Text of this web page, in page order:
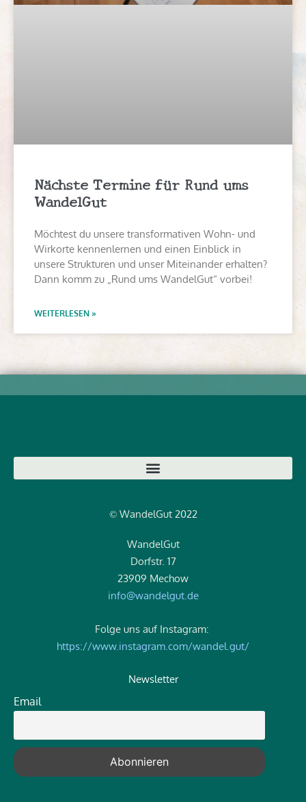
Nächste Termine für Rund ums
WandelGut
Möchtest du unsere transformativen Wohn- und
Wirkorte kennenlernen und einen Einblick in
unsere Strukturen und unser Miteinander erhalten?
Dann komm zu „Rund ums WandelGut“ vorbei!
WEITERLESEN »
© WandelGut 2022
WandelGut
Dorfstr. 17
23909 Mechow
info@wandelgut.de
Folge uns auf Instagram:
https://www.instagram.com/wandel.gut/
Newsletter
Email